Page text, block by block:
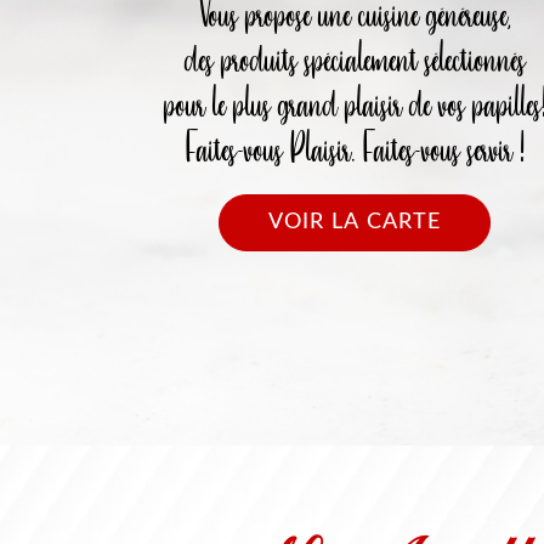
Vous propose une cuisine généreuse,
des produits spécialement sélectionnés
pour le plus grand plaisir de vos
Faites-vous Plaisir. Faites-vous servir !
VOIR LA CARTE